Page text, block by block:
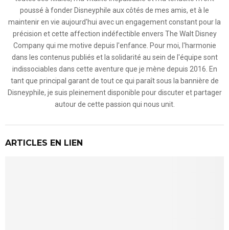
poussé à fonder Disneyphile aux côtés de mes amis, et à le
maintenir en vie aujourd'hui avec un engagement constant pour la
précision et cette affection indéfectible envers The Walt Disney
Company qui me motive depuis l'enfance. Pour moi, l'harmonie
dans les contenus publiés et la solidarité au sein de l'équipe sont
indissociables dans cette aventure que je mène depuis 2016. En
tant que principal garant de tout ce qui paraît sous la bannière de
Disneyphile, je suis pleinement disponible pour discuter et partager
autour de cette passion qui nous unit.
ARTICLES EN LIEN